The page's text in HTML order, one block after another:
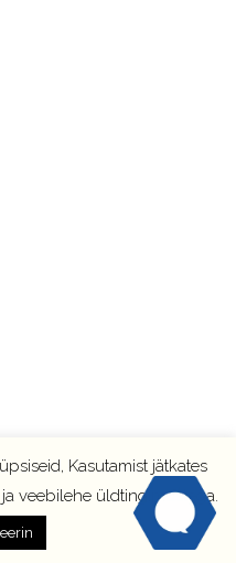
Kasutamist jätkates
veebilehe üldtingimustega.